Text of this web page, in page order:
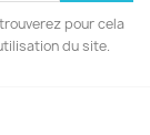
pour cela
du site.